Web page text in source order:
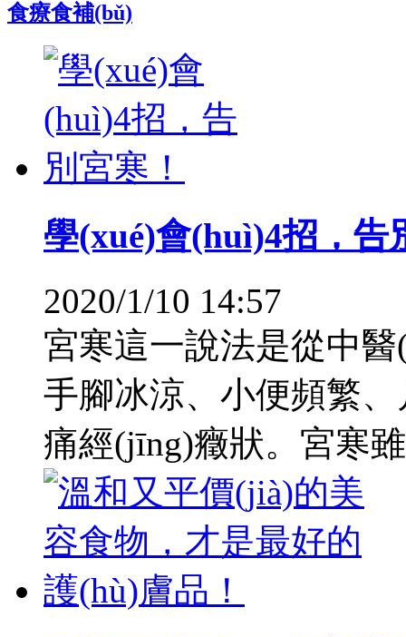
食療食補(bǔ)
學(xué)會(huì)4招，告
2020/1/10 14:57
宮寒這一說法是從中
手腳冰涼、小便頻繁
痛經(jīng)癥狀。宮寒